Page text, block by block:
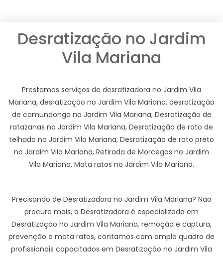
Desratização no Jardim
Vila Mariana
Prestamos serviços de desratizadora no Jardim Vila
Mariana, desratização no Jardim Vila Mariana, desratização
de camundongo no Jardim Vila Mariana, Desratização de
ratazanas no Jardim Vila Mariana, Desratização de rato de
telhado no Jardim Vila Mariana, Desratização de rato preto
no Jardim Vila Mariana, Retirada de Morcegos no Jardim
Vila Mariana, Mata ratos no Jardim Vila Mariana.
Precisando de Desratizadora no Jardim Vila Mariana? Não
procure mais, a Desratizadora é especializada em
Desratização no Jardim Vila Mariana, remoção e captura,
prevenção e mata ratos, contamos com amplo quadro de
profissionais capacitados em Desratização no Jardim Vila